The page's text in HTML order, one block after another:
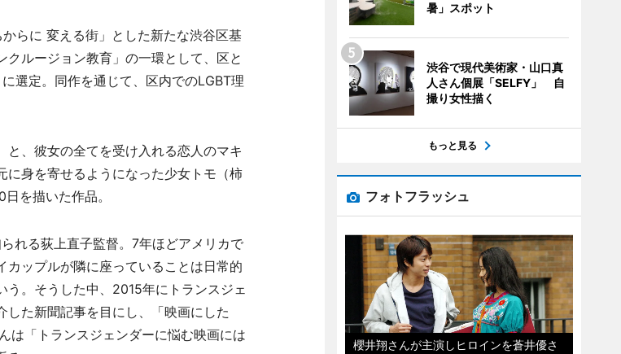
らに 変える街」とした新たな渋谷区基
ルージョン教育」の一環として、区と
選定。同作を通じて、区内でのLGBT理
、彼女の全てを受け入れる恋人のマキ
身を寄せるようになった少女トモ（柿
を描いた作品。
れる荻上直子監督。7年ほどアメリカで
ップルが隣に座っていることは日常的
。そうした中、2015年にトランスジェ
た新聞記事を目にし、「映画にした
は「トランスジェンダーに悩む映画には
暑」スポット
渋谷で現代美術家・山口真
人さん個展「SELFY」 自
撮り女性描く
もっと見る
フォトフラッシュ
櫻井翔さんが主演しヒロインを蒼井優さ